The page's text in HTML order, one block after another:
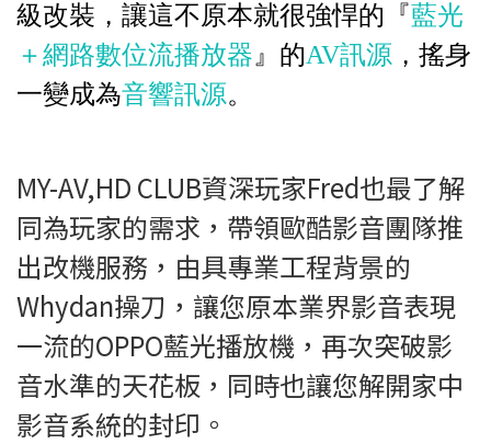
級改裝，讓這不原本就很強悍的『藍光
＋網路數位流播放器』 的AV訊源 ，搖身
一變成為音響訊源。
MY-AV,HD CLUB資深玩家Fred也最了解
同為玩家的需求，帶領歐酷影音團隊推
出改機服務，由具專業工程背景的
Whydan操刀，讓您原本業界影音表現
一流的OPPO藍光播放機，再次突破影
音水準的天花板，同時也讓您解開家中
影音系統的封印。